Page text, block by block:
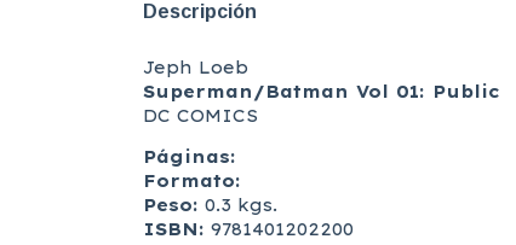
Descripción
Jeph Loeb
Superman/Batman Vol 01: Public
DC COMICS
Páginas:
Formato:
Peso: 0.3 kgs.
ISBN: 9781401202200